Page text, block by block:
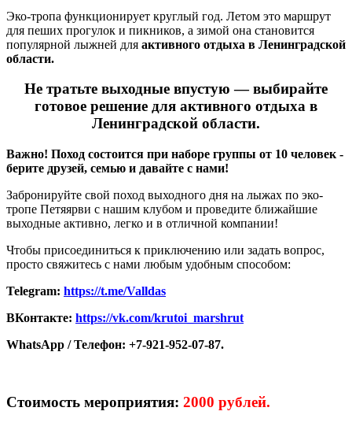
Эко-тропа функционирует круглый год. Летом это маршрут
для пеших прогулок и пикников, а зимой она становится
популярной лыжней для активного отдыха в Ленинградской
области.
Не тратьте выходные впустую — выбирайте
готовое решение для активного отдыха в
Ленинградской области.
Важно! Поход состоится при наборе группы от 10 человек -
берите друзей, семью и давайте с нами!
Забронируйте свой поход выходного дня на лыжах по эко-
тропе Петяярви с нашим клубом и проведите ближайшие
выходные активно, легко и в отличной компании!
Чтобы присоединиться к приключению или задать вопрос,
просто свяжитесь с нами любым удобным способом:
Telegram: https://t.me/Valldas
ВКонтакте: https://vk.com/krutoi_marshrut
WhatsApp / Телефон: +7-921-952-07-87.
Стоимость мероприятия: 2000 рублей.